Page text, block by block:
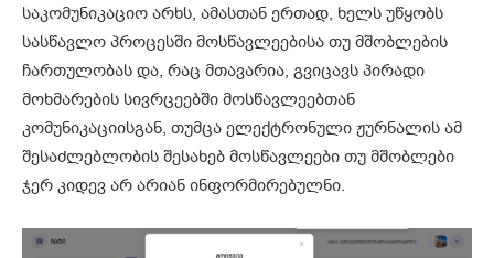
საკომუნიკაციო არხს, ამასთან ერთად, ხელს უწყობს
სასწავლო პროცესში მოსწავლეებისა თუ მშობლების
ჩართულობას და, რაც მთავარია, გვიცავს პირადი
მოხმარების სივრცეებში მოსწავლეებთან
კომუნიკაციისგან, თუმცა ელექტრონული ჟურნალის ამ
შესაძლებლობის შესახებ მოსწავლეები თუ მშობლები
ჯერ კიდევ არ არიან ინფორმირებულნი.